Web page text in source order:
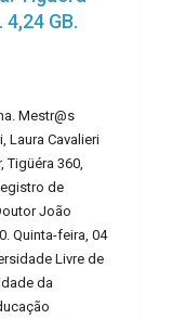
GB.
Mestr@s
Laura Cavalieri
Tigüéra 360,
de
João
Quinta-feira, 04
Livre de
da